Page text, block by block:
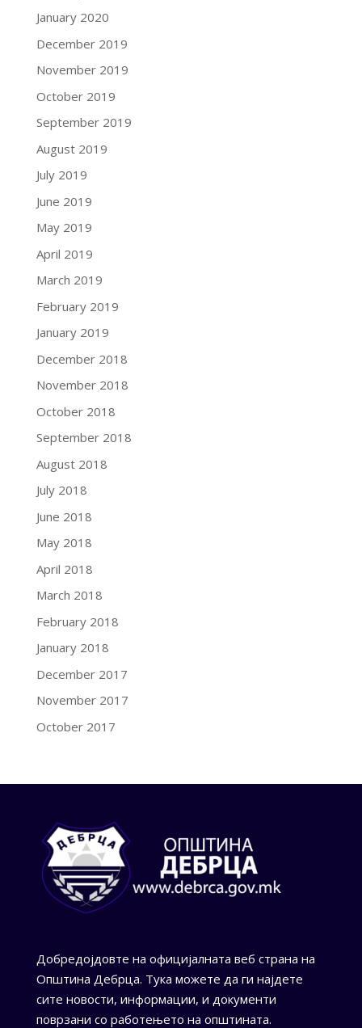
January 2020
December 2019
November 2019
October 2019
September 2019
August 2019
July 2019
June 2019
May 2019
April 2019
March 2019
February 2019
January 2019
December 2018
November 2018
October 2018
September 2018
August 2018
July 2018
June 2018
May 2018
April 2018
March 2018
February 2018
January 2018
December 2017
November 2017
October 2017
Добредојдовте на официјалната веб страна на
Општина Дебрца. Тука можете да ги најдете
сите новости, информации, и документи
поврзани со работењето на општината.